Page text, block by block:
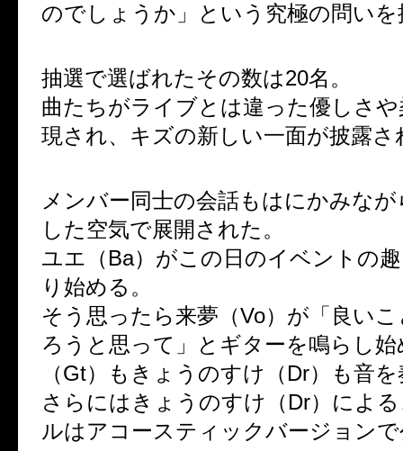
のでしょうか」という究極の問い
抽選で選ばれたその数は20名。
曲たちがライブとは違った優しさ
現され、キズの新しい一面が披露さ
メンバー同士の会話もはにかみな
した空気で展開された。
ユエ（Ba）がこの日のイベントの
り始める。
そう思ったら来夢（Vo）が「良い
ろうと思って」とギターを鳴らし
（Gt）もきょうのすけ（Dr）も音
さらにはきょうのすけ（Dr）によ
ルはアコースティックバージョン